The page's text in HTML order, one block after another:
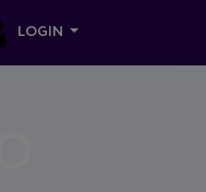
LOGIN